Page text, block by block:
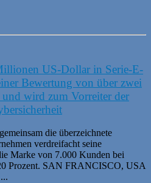
US-Dollar in Serie-E-
Bewertung von über zwei
wird zum Vorreiter der
die überzeichnete
verdreifacht seine
Marke von 7.000 Kunden bei
Prozent. SAN FRANCISCO, USA